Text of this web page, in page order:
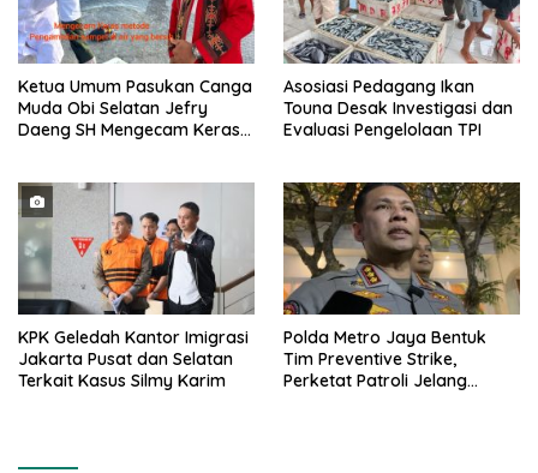
Ketua Umum Pasukan Canga
Muda Obi Selatan Jefry
Daeng SH Mengecam Keras
Asosiasi Pedagang Ikan
Touna Desak Investigasi dan
Evaluasi Pengelolaan TPI
KPK Geledah Kantor Imigrasi
Jakarta Pusat dan Selatan
Terkait Kasus Silmy Karim
Polda Metro Jaya Bentuk
Tim Preventive Strike,
Perketat Patroli Jelang